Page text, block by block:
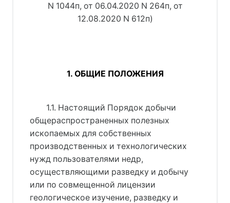
N 1044п, от 06.04.2020 N 264п, от
12.08.2020 N 612п)
1. ОБЩИЕ ПОЛОЖЕНИЯ
1.1. Настоящий Порядок добычи
общераспространенных полезных
ископаемых для собственных
производственных и технологических
нужд пользователями недр,
осуществляющими разведку и добычу
или по совмещенной лицензии
геологическое изучение, разведку и